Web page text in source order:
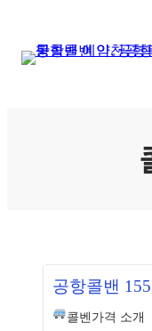
공항콜밴
콜벤가격 소개